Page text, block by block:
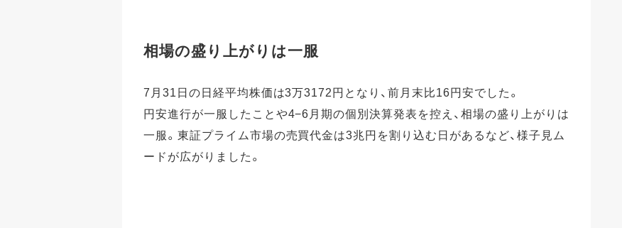
相場の盛り上がりは一服
7月31日の日経平均株価は3万3172円となり、前月末比16円安でした。
円安進行が一服したことや4−6月期の個別決算発表を控え、相場の盛り上がりは
一服。東証プライム市場の売買代金は3兆円を割り込む日があるなど、様子見ム
ードが広がりました。